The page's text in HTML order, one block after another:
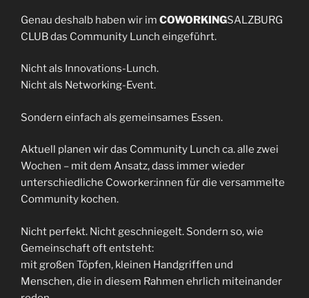
Genau deshalb haben wir im COWORKINGSALZBURG
CLUB das Community Lunch eingeführt.
Nicht als Innovations-Lunch.
Nicht als Networking-Event.
Sondern einfach als gemeinsames Essen.
Aktuell planen wir das Community Lunch ca. alle zwei
Wochen – mit dem Ansatz, dass immer wieder
unterschiedliche Coworker:innen für die versammelte
Community kochen.
Nicht perfekt. Nicht geschniegelt. Sondern so, wie
Gemeinschaft oft entsteht:
mit großen Töpfen, kleinen Handgriffen und
Menschen, die in diesem Rahmen ehrlich miteinander